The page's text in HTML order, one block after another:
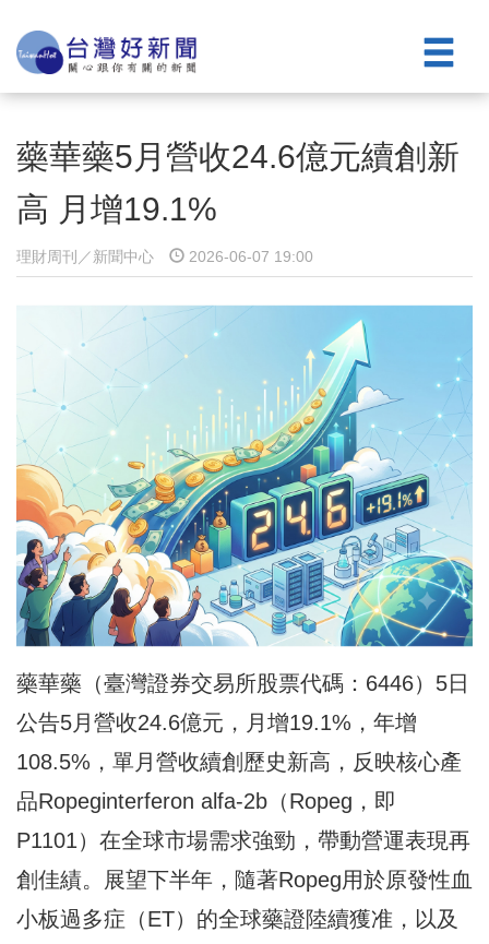
藥華藥5月營收24.6億元續創新
高 月增19.1%
理財周刊／新聞中心 2026-06-07 19:00
藥華藥（臺灣證券交易所股票代碼：6446）5日
公告5月營收24.6億元，月增19.1%，年增
108.5%，單月營收續創歷史新高，反映核心產
品Ropeginterferon alfa-2b（Ropeg，即
P1101）在全球市場需求強勁，帶動營運表現再
創佳績。展望下半年，隨著Ropeg用於原發性血
小板過多症（ET）的全球藥證陸續獲准，以及